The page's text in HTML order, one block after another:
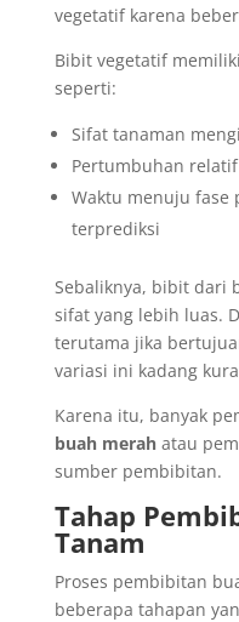
vegetatif karena
Bibit vegetatif
seperti:
Sifat tanaman
Pertumbuhan
Waktu menuju
terprediksi
Sebaliknya, bibit dari
sifat yang lebih luas.
terutama jika
variasi ini kadang
Karena itu, banyak
buah merahatau
sumber pembibitan.
Tahap
Tanam
Proses pembibitan
beberapa tahapan